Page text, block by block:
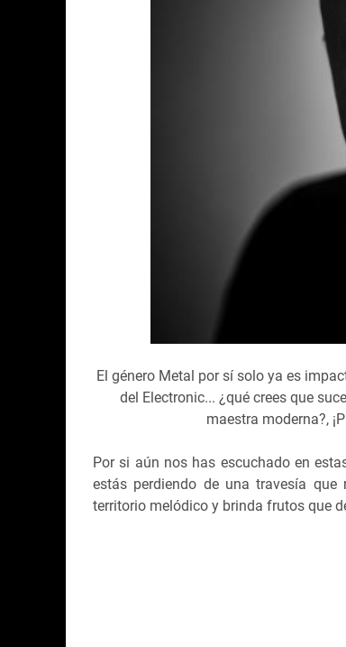
El género Metal por sí solo ya es
del Electronic... ¿qué crees que
maestra moderna?,
Por si aún nos has escuchado en
estás perdiendo de una travesía que
territorio melódico y brinda frutos que